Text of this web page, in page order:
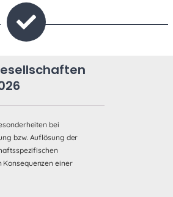
bei
bzw. Auflösung der
einer